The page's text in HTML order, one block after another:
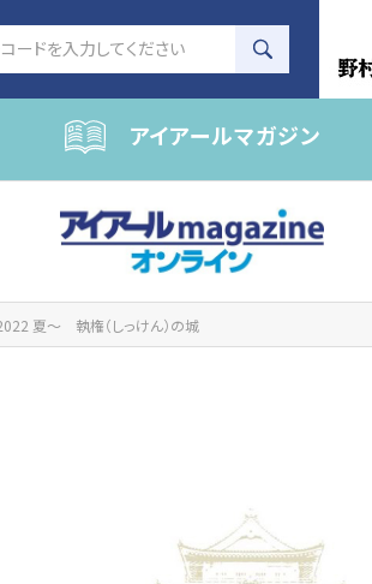
アイアールマガジン
夏～ 執権（しっけん）の城